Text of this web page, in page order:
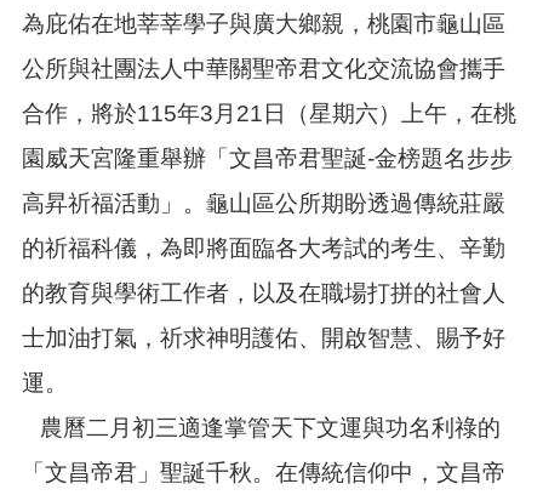
本
區
介
息
告
生
活
便
民
訊
為庇佑在地莘莘學子與廣大鄉親，桃園市龜山區
公所與社團法人中華關聖帝君文化交流協會攜手
合作，將於115年3月21日（星期六）上午，在桃
園威天宮隆重舉辦「文昌帝君聖誕-金榜題名步步
高昇祈福活動」。龜山區公所期盼透過傳統莊嚴
的祈福科儀，為即將面臨各大考試的考生、辛勤
的教育與學術工作者，以及在職場打拼的社會人
士加油打氣，祈求神明護佑、開啟智慧、賜予好
運。
農曆二月初三適逢掌管天下文運與功名利祿的
「文昌帝君」聖誕千秋。在傳統信仰中，文昌帝